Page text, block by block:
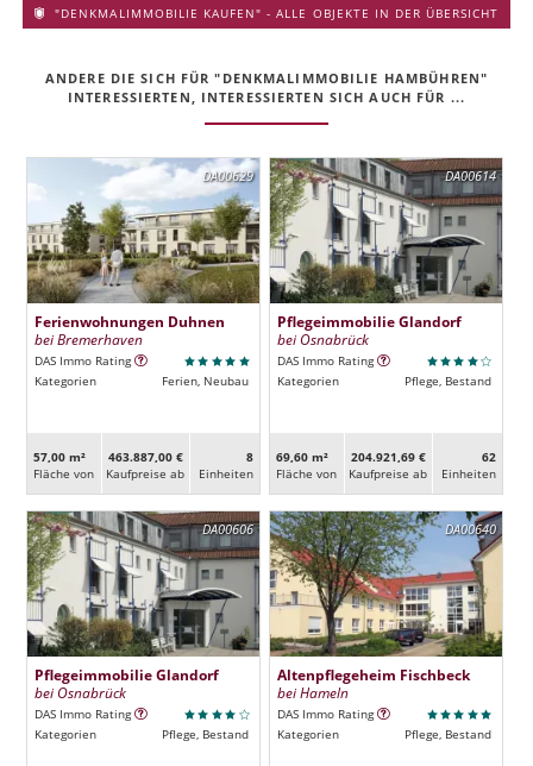
"DENKMALIMMOBILIE KAUFEN" - ALLE OBJEKTE IN DER ÜBERSICHT
ANDERE DIE SICH FÜR "DENKMALIMMOBILIE HAMBÜHREN"
INTERESSIERTEN, INTERESSIERTEN SICH AUCH FÜR ...
DA00629
Ferienwohnungen Duhnen
bei Bremerhaven
DAS Immo Rating
Kategorien
Ferien, Neubau
57,00 m²
Fläche von
463.887,00 €
Kaufpreise ab
8
Ein­heiten
DA00614
Pflegeimmobilie Glandorf
bei Osnabrück
DAS Immo Rating
Kategorien
Pflege, Bestand
69,60 m²
Fläche von
204.921,69 €
Kaufpreise ab
62
Ein­heiten
DA00606
Pflegeimmobilie Glandorf
bei Osnabrück
DAS Immo Rating
Kategorien
Pflege, Bestand
DA00640
Altenpflegeheim Fischbeck
bei Hameln
DAS Immo Rating
Kategorien
Pflege, Bestand